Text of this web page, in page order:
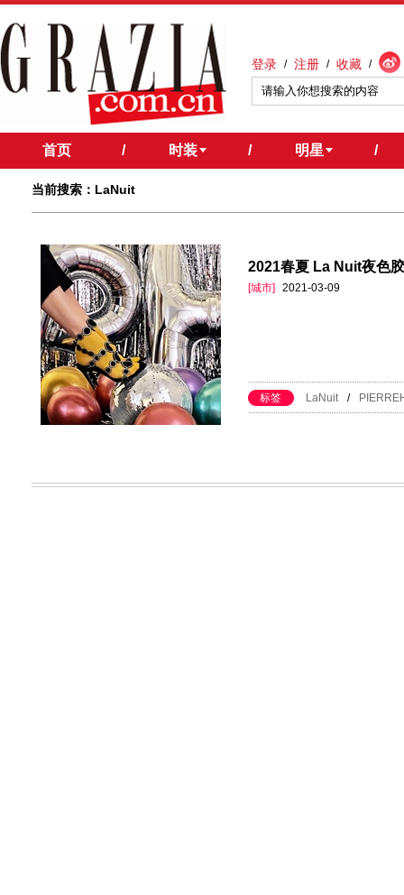
登录 / 注册 / 收藏 /
首页 / 时装 / 明星 /
当前搜索：LaNuit
2021春夏 La Nuit夜色
[城市] 2021-03-09
标签 LaNuit /